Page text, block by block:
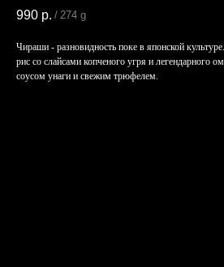
990 р. / 274 g
Чираши - разновидность поке в японской
рис со слайсами копченого угря и легендарного
соусом унаги и свежим трюфелем.